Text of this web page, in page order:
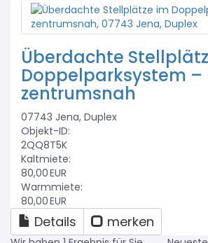
Überdachte
Doppelparksystem –
zentrumsnah
07743 Jena, Duplex
Objekt-ID:
2QQ8T5K
Kaltmiete:
80,00 EUR
Warmmiete:
80,00 EUR
Details merken